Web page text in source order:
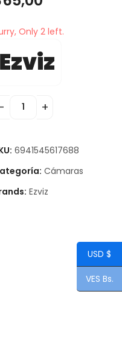
Only 2 left.
Ezviz
6941545617688
Cámaras
Ezviz
USD $
VES Bs.